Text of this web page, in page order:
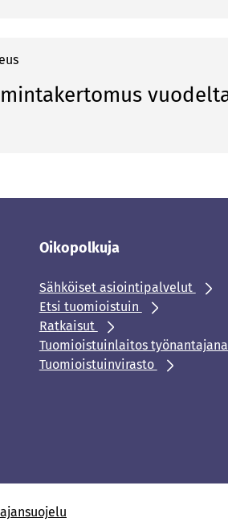
Oikopolkuja
Sähköiset asiointipalvelut
Etsi tuomioistuin
Ratkaisut
Tuomioistuinlaitos työnantajana
Tuomioistuinvirasto